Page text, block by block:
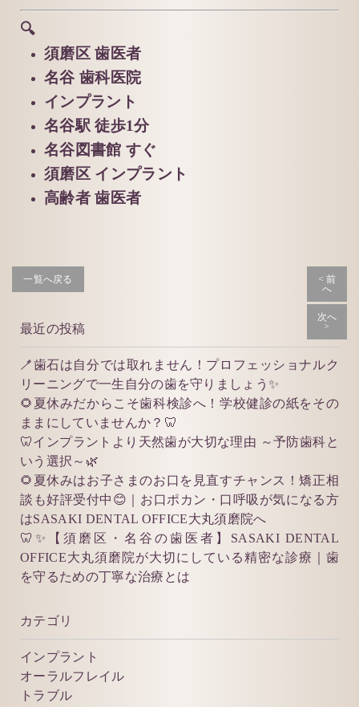
🔍
須磨区 歯医者
名谷 歯科医院
インプラント
名谷駅 徒歩1分
名谷図書館 すぐ
須磨区 インプラント
高齢者 歯医者
一覧へ戻る
< 前
へ
次へ
>
最近の投稿
🪥歯石は自分では取れません！プロフェッショナルク
リーニングで一生自分の歯を守りましょう✨
🌻夏休みだからこそ歯科検診へ！学校健診の紙をその
ままにしていませんか？🦷
🦷インプラントより天然歯が大切な理由 ～予防歯科と
いう選択～🌿
🌻夏休みはお子さまのお口を見直すチャンス！矯正相
談も好評受付中😊｜お口ポカン・口呼吸が気になる方
はSASAKI DENTAL OFFICE大丸須磨院へ
🦷✨【須磨区・名谷の歯医者】SASAKI DENTAL
OFFICE大丸須磨院が大切にしている精密な診療｜歯
を守るための丁寧な治療とは
カテゴリ
インプラント
オーラルフレイル
トラブル